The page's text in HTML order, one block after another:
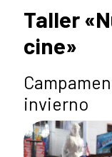
Taller
cine»
invierno